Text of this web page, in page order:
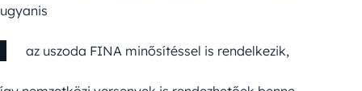
ugyanis
az uszoda FINA minősítéssel is rendelkezik,